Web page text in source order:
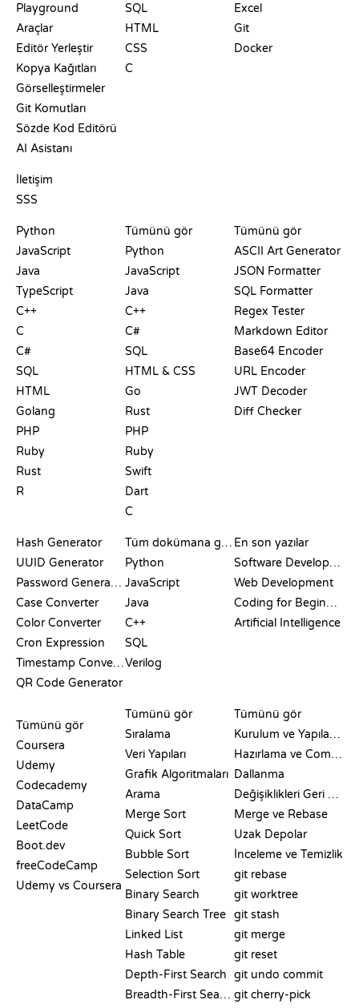
Playground
Araçlar
Editör Yerleştir
Kopya Kağıtları
Görselleştirmeler
Git Komutları
Sözde Kod Editörü
AI Asistanı
İletişim
SSS
SQL
HTML
CSS
C
Excel
Git
Docker
Python
JavaScript
Java
TypeScript
C++
C
C#
SQL
HTML
Golang
PHP
Ruby
Rust
R
Tümünü gör
Python
JavaScript
Java
C++
C#
SQL
HTML & CSS
Go
Rust
PHP
Ruby
Swift
Dart
C
Tümünü gör
ASCII Art Generator
JSON Formatter
SQL Formatter
Regex Tester
Markdown Editor
Base64 Encoder
URL Encoder
JWT Decoder
Diff Checker
Hash Generator
UUID Generator
Password Generator
Case Converter
Color Converter
Cron Expression
Timestamp Converter
QR Code Generator
Tüm dokümana göz at
Python
JavaScript
Java
C++
SQL
Verilog
En son yazılar
Software Development
Web Development
Coding for Beginners
Artificial Intelligence
KARŞILAŞTIRMALAR
Tümünü gör
Coursera
Udemy
Codecademy
DataCamp
LeetCode
Boot.dev
freeCodeCamp
Udemy vs Coursera
Tümünü gör
Sıralama
Veri Yapıları
Grafik Algoritmaları
Arama
Merge Sort
Quick Sort
Bubble Sort
Selection Sort
Binary Search
Binary Search Tree
Linked List
Hash Table
Depth-First Search
Breadth-First Search
Tümünü gör
Kurulum ve Yapılandırma
Hazırlama ve Commit
Dallanma
Değişiklikleri Geri Alma
Merge ve Rebase
Uzak Depolar
İnceleme ve Temizlik
git rebase
git worktree
git stash
git merge
git reset
git undo commit
git cherry-pick